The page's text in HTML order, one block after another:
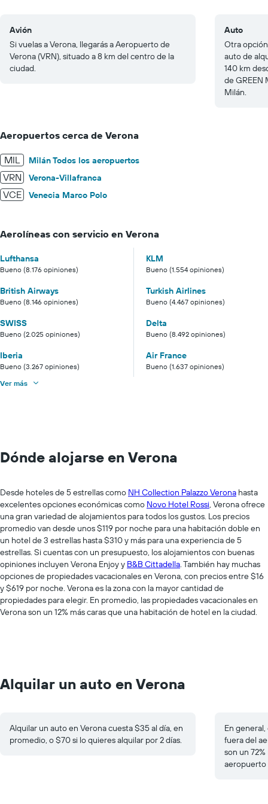
Avión
Si vuelas a Verona, llegarás a Aeropuerto de
Verona (VRN), situado a 8 km del centro de la
ciudad.
Auto
Otra
auto de
140 km
de GREEN
Milán.
Aeropuertos cerca de Verona
MIL Milán Todos los aeropuertos
VRN Verona-Villafranca
VCE Venecia Marco Polo
Aerolíneas con servicio en Verona
Lufthansa
Bueno (8.176 opiniones)
KLM
Bueno (1.554 opiniones)
British Airways
Bueno (8.146 opiniones)
Turkish Airlines
Bueno (4.467 opiniones)
SWISS
Bueno (2.025 opiniones)
Delta
Bueno (8.492 opiniones)
Iberia
Bueno (3.267 opiniones)
Air France
Bueno (1.637 opiniones)
Ver más
Dónde alojarse en Verona
Desde hoteles de 5 estrellas como NH Collection Palazzo Verona hasta
excelentes opciones económicas como Novo Hotel Rossi, Verona ofrece
una gran variedad de alojamientos para todos los gustos. Los precios
promedio van desde unos $119 por noche para una habitación doble en
un hotel de 3 estrellas hasta $310 y más para una experiencia de 5
estrellas. Si cuentas con un presupuesto, los alojamientos con buenas
opiniones incluyen Verona Enjoy y B&B Cittadella. También hay muchas
opciones de propiedades vacacionales en Verona, con precios entre $16
y $619 por noche. Verona es la zona con la mayor cantidad de
propiedades para elegir. En promedio, las propiedades vacacionales en
Verona son un 12% más caras que una habitación de hotel en la ciudad.
Alquilar un auto en Verona
Alquilar un auto en Verona cuesta $35 al día, en
promedio, o $70 si lo quieres alquilar por 2 días.
En
fuera del
son un
aeropuerto